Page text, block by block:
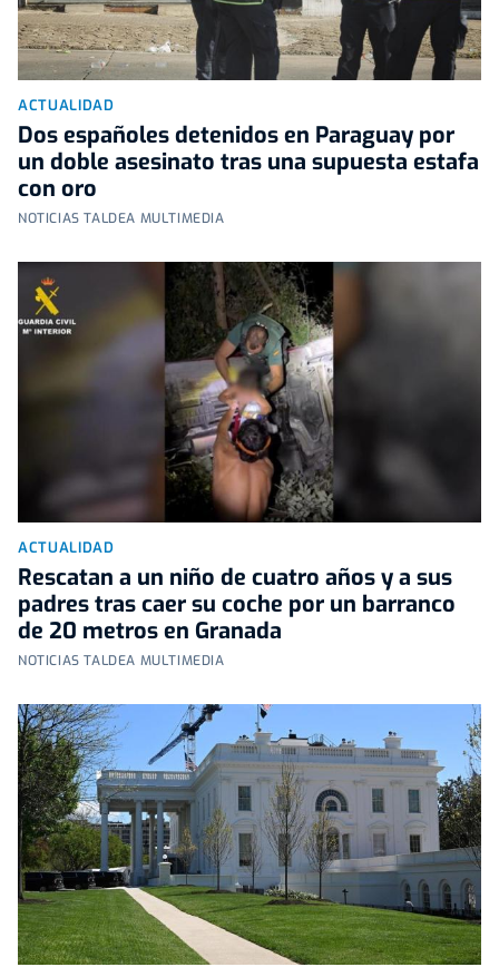
ACTUALIDAD
Dos españoles detenidos en Paraguay por
un doble asesinato tras una supuesta estafa
con oro
NOTICIAS TALDEA MULTIMEDIA
ACTUALIDAD
Rescatan a un niño de cuatro años y a sus
padres tras caer su coche por un barranco
de 20 metros en Granada
NOTICIAS TALDEA MULTIMEDIA